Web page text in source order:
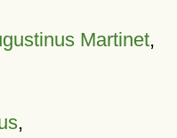
Martinet,
,